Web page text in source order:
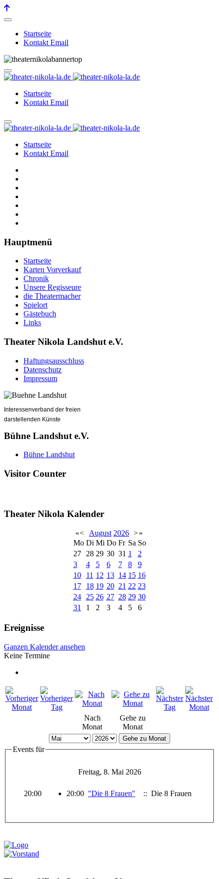
Startseite
Kontakt Email
Startseite
Kontakt Email
Startseite
Kontakt Email
Hauptmenü
Startseite
Karten Vorverkauf
Chronik
Unsere Regisseure
die Theatermacher
Spielort
Gästebuch
Links
Theater Nikola Landshut e.V.
Haftungsausschluss
Datenschutz
Impressum
Interessenverband der freien
darstellenden Künste
Bühne Landshut e.V.
Bühne Landshut
Visitor Counter
Theater Nikola Kalender
«< August 2026 >»
Mo Di Mi Do Fr Sa So
27
28 29 30 31 1
2
3
4 5 6 7 8
9
10
11 12 13 14 15 16
17
18 19 20 21 22 23
24
25 26 27 28 29 30
31
1 2 3 4 5 6
Ereignisse
Ganzen Kalender ansehen
Keine Termine
Nach
Monat
Gehe zu
Monat
Gehe zu Monat
Events für
Freitag, 8. Mai 2026
20:00 20:00 "Die 8 Frauen" :: Die 8 Frauen